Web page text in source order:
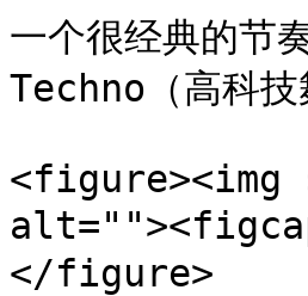
一个很经典的节
Techno（高科技
<figure><img
</figure>